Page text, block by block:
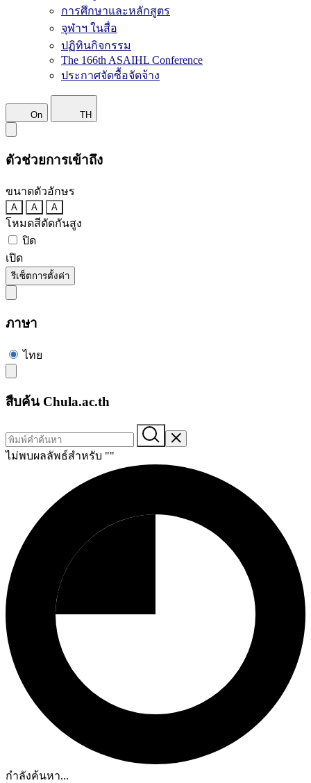
การศึกษาและหลักสูตร
จุฬาฯ ในสื่อ
ปฏิทินกิจกรรม
The 166th ASAIHL Conference
ประกาศจัดซื้อจัดจ้าง
On TH
ตัวช่วยการเข้าถึง
ขนาดตัวอักษร
A A A
โหมดสีตัดกันสูง
ปิด
เปิด
รีเซ็ตการตั้งค่า
ภาษา
ไทย
สืบค้น Chula.ac.th
ไม่พบผลลัพธ์สำหรับ ""
กำลังค้นหา...